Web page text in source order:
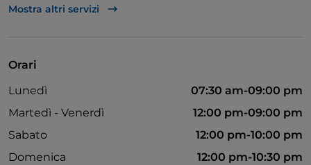
Cocktail
Mostra altri servizi
Orari
Lunedì
07:30 am-09:00 pm
Martedì - Venerdì
12:00 pm-09:00 pm
Sabato
12:00 pm-10:00 pm
Domenica
12:00 pm-10:30 pm